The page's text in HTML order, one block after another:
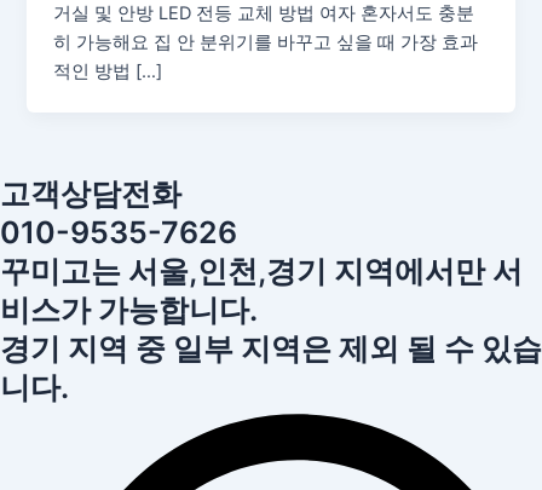
거실 및 안방 LED 전등 교체 방법 여자 혼자서도 충분
히 가능해요 집 안 분위기를 바꾸고 싶을 때 가장 효과
적인 방법 […]
고객상담전화
010-9535-7626
꾸미고는 서울,인천,경기 지역에서만 서
비스가 가능합니다.
경기 지역 중 일부 지역은 제외 될 수 있습
니다.